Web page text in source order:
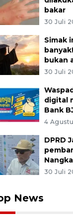
bakar
30 Juli
Simak
bukan
30 Juli
digital
Bank
4
DPRD
30 Juli
News